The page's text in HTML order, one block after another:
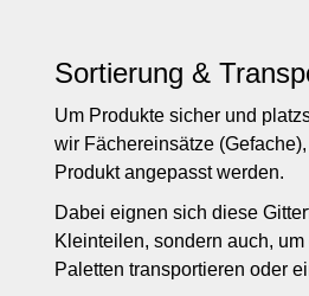
Sortierung &
Um Produkte sicher und
wir Fächereinsätze
Produkt angepasst werden.
Dabei eignen sich diese
Kleinteilen, sondern auch,
Paletten transportieren oder